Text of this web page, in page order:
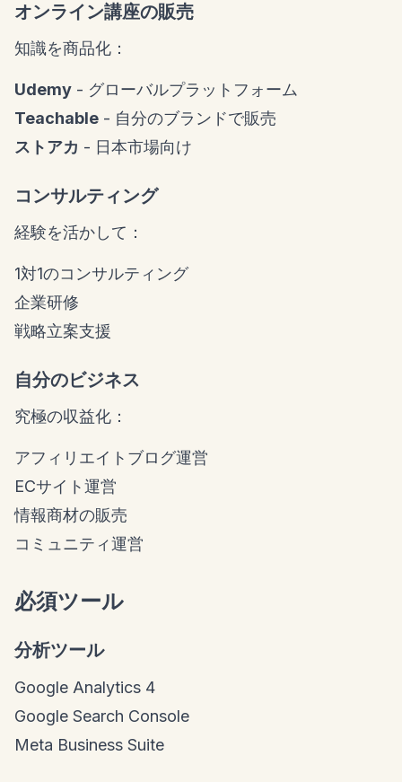
オンライン講座の販売
知識を商品化：
Udemy - グローバルプラットフォーム
Teachable - 自分のブランドで販売
ストアカ - 日本市場向け
コンサルティング
経験を活かして：
1対1のコンサルティング
企業研修
戦略立案支援
自分のビジネス
究極の収益化：
アフィリエイトブログ運営
ECサイト運営
情報商材の販売
コミュニティ運営
必須ツール
分析ツール
Google Analytics 4
Google Search Console
Meta Business Suite